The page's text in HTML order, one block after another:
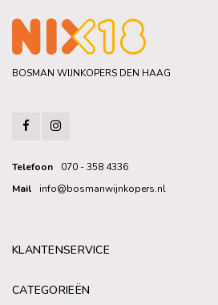
BOSMAN WIJNKOPERS DEN HAAG
Telefoon
070 - 358 4336
Mail
info@bosmanwijnkopers.nl
KLANTENSERVICE
CATEGORIEËN